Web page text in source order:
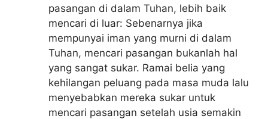
pasangan di dalam Tuhan, lebih baik
mencari di luar: Sebenarnya jika
mempunyai iman yang murni di dalam
Tuhan, mencari pasangan bukanlah hal
yang sangat sukar. Ramai belia yang
kehilangan peluang pada masa muda lalu
menyebabkan mereka sukar untuk
mencari pasangan setelah usia semakin